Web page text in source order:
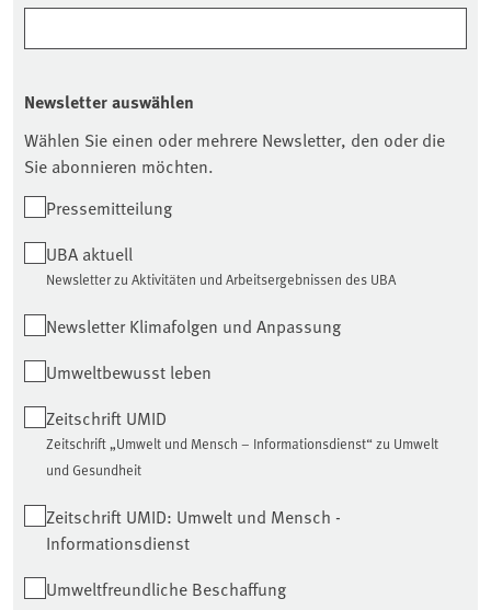
Newsletter auswählen
Wählen Sie einen oder mehrere Newsletter, den oder die
Sie abonnieren möchten.
Pressemitteilung
UBA aktuell
Newsletter zu Aktivitäten und Arbeitsergebnissen des UBA
Newsletter Klimafolgen und Anpassung
Umweltbewusst leben
Zeitschrift UMID
Zeitschrift „Umwelt und Mensch – Informationsdienst“ zu Umwelt
und Gesundheit
Zeitschrift UMID: Umwelt und Mensch -
Informationsdienst
Umweltfreundliche Beschaffung